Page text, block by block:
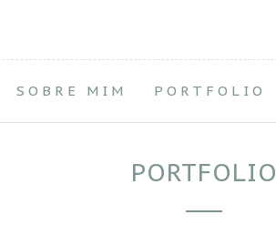
SOBRE MIM PORTFOLIO
PORTFOLIO